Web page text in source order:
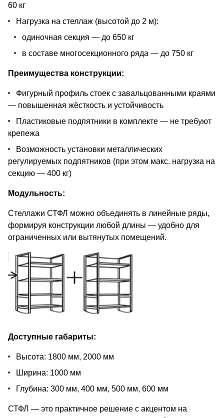
60 кг
Нагрузка на стеллаж (высотой до 2 м):
одиночная секция — до 650 кг
в составе многосекционного ряда — до 750 кг
Преимущества конструкции:
Фигурный профиль стоек с завальцованными краями
— повышенная жёсткость и устойчивость
Пластиковые подпятники в комплекте — не требуют
крепежа
Возможность установки металлических
регулируемых подпятников (при этом макс. нагрузка на
секцию — 400 кг)
Модульность:
Стеллажи СТФЛ можно объединять в линейные ряды,
формируя конструкции любой длины — удобно для
ограниченных или вытянутых помещений.
Доступные габариты:
Высота: 1800 мм, 2000 мм
Ширина: 1000 мм
Глубина: 300 мм, 400 мм, 500 мм, 600 мм
СТФЛ — это практичное решение с акцентом на